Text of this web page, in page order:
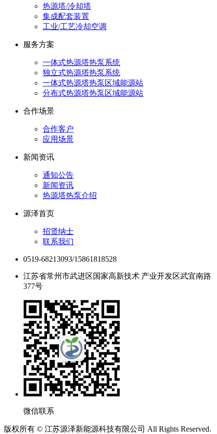
热源塔/冷却塔
集成配套装置
工业/工艺冷却空调
服务方案
一体式热源塔热泵系统
独立式热源塔热泵系统
一体式热源塔热泵区域能源站
分布式热源塔热泵区域能源站
合作场景
合作客户
应用场景
新闻资讯
通知公告
新闻资讯
热源塔热泵介绍
源泽首页
招贤纳士
联系我们
0519-68213093/15861818528
江苏省常州市武进区国家高新技术 产业开发区武宜南路
377号
微信联系
版权所有 © 江苏源泽新能源科技有限公司 All Rights Reserved.